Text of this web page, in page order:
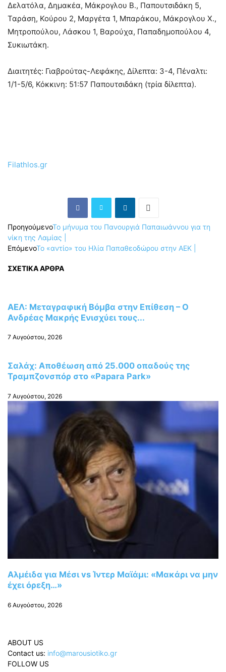
Δελατόλα, Δημακέα, Μάκρογλου Β., Παπουτσιδάκη 5,
Ταράση, Κούρου 2, Μαργέτα 1, Μπαράκου, Μάκρογλου Χ.,
Μητροπούλου, Λάσκου 1, Βαρούχα, Παπαδημοπούλου 4,
Συκιωτάκη.
Διαιτητές: Γιαβρούτας-Λεφάκης, Δίλεπτα: 3-4, Πέναλτι:
1/1-5/6, Κόκκινη: 51:57 Παπουτσιδάκη (τρία δίλεπτα).
Filathlos.gr
ΠροηγούμενοΤο μήνυμα του Πανουργιά Παπαιωάννου για τη
νίκη της Λαμίας |
ΕπόμενοΤο «αντίο» του Ηλία Παπαθεοδώρου στην ΑΕΚ |
ΣΧΕΤΙΚΑ ΑΡΘΡΑ
ΑΕΛ: Μεταγραφική Βόμβα στην Επίθεση – Ο
Ανδρέας Μακρής Ενισχύει τους...
7 Αυγούστου, 2026
Σαλάχ: Αποθέωση από 25.000 οπαδούς της
Τραμπζονσπόρ στο «Papara Park»
7 Αυγούστου, 2026
Αλμέιδα για Μέσι vs Ίντερ Μαϊάμι: «Μακάρι να μην
έχει όρεξη…»
6 Αυγούστου, 2026
ABOUT US
Contact us: info@marousiotiko.gr
FOLLOW US